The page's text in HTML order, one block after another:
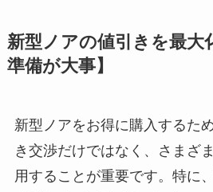
新型ノアの値引きを最大
準備が大事】
新型ノアをお得に購入するた
き交渉だけではなく、さまざ
用することが重要です。特に